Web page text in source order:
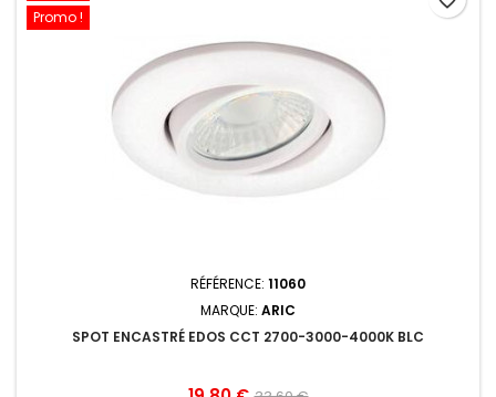
Promo !
RÉFÉRENCE: 11060
MARQUE: ARIC
SPOT ENCASTRÉ EDOS CCT 2700-3000-4000K BLC